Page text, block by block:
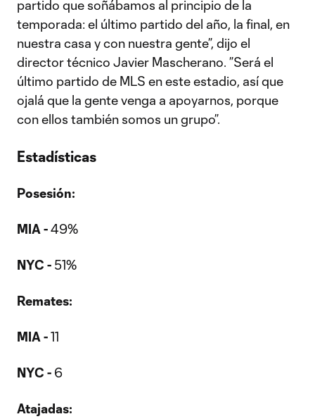
partido que soñábamos al principio de la
temporada: el último partido del año, la final, en
nuestra casa y con nuestra gente”, dijo el
director técnico Javier Mascherano. ”Será el
último partido de MLS en este estadio, así que
ojalá que la gente venga a apoyarnos, porque
con ellos también somos un grupo”.
Estadísticas
Posesión:
MIA -49%
NYC - 51%
Remates:
MIA -11
NYC - 6
Atajadas: